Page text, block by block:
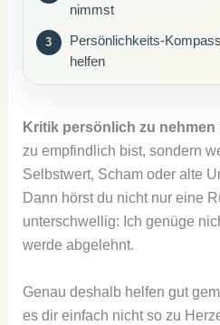
nimmst
Persönlichkeits-
helfen
Kritik persönlich zu nehmen
zu empfindlich bist, sondern
Selbstwert, Scham oder alte
Dann hörst du nicht nur eine
unterschwellig: Ich genüge
werde abgelehnt.
Genau deshalb helfen gut
es dir einfach nicht so zu